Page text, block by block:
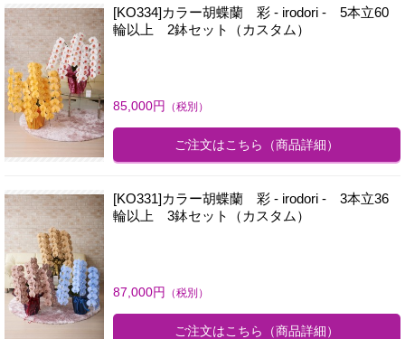
[KO334]カラー胡蝶蘭 彩 - irodori - 5本立60
輪以上 2鉢セット（カスタム）
85,000円 （税別）
ご注文はこちら （商品詳細）
[KO331]カラー胡蝶蘭 彩 - irodori - 3本立36
輪以上 3鉢セット（カスタム）
87,000円 （税別）
ご注文はこちら （商品詳細）